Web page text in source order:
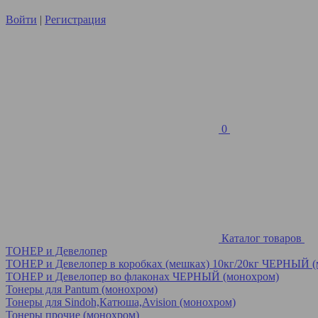
Войти | Регистрация
0
Каталог товаров
ТОНЕР и Девелопер
ТОНЕР и Девелопер в коробках (мешках) 10кг/20кг ЧЕРНЫЙ
ТОНЕР и Девелопер во флаконах ЧЕРНЫЙ (монохром)
Тонеры для Pantum (монохром)
Тонеры для Sindoh,Катюша,Avision (монохром)
Тонеры прочие (монохром)